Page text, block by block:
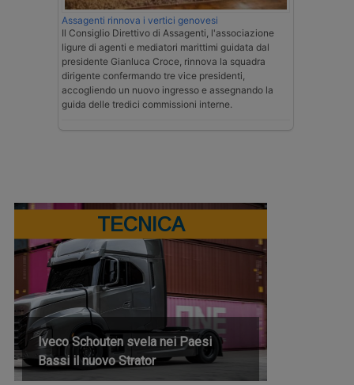
Assagenti rinnova i vertici genovesi
Il Consiglio Direttivo di Assagenti, l'associazione
ligure di agenti e mediatori marittimi guidata dal
presidente Gianluca Croce, rinnova la squadra
dirigente confermando tre vice presidenti,
accogliendo un nuovo ingresso e assegnando la
guida delle tredici commissioni interne.
TECNICA
Iveco Schouten svela nei Paesi
Bassi il nuovo Strator